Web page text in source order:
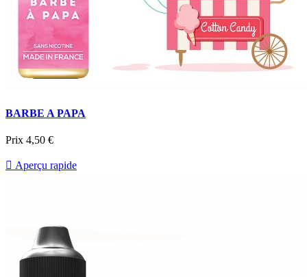
BARBE A PAPA
Prix 4,50 €
 Aperçu rapide